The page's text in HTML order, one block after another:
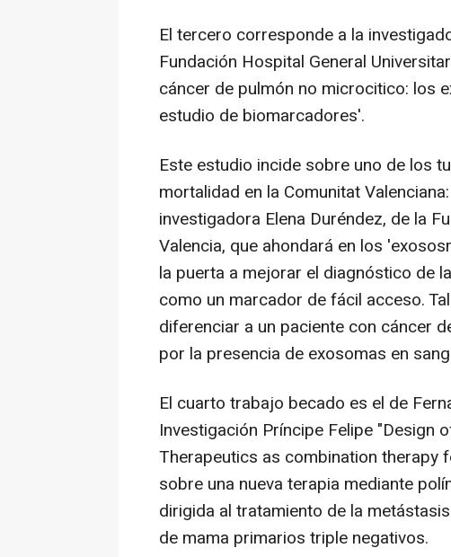
El tercero corresponde a la
Fundación Hospital General
cáncer de pulmón no microcitico: los
estudio de biomarcadores'.
Este estudio incide sobre uno de los
mortalidad en la Comunitat
investigadora Elena Duréndez, de la
Valencia, que ahondará en los
la puerta a mejorar el diagnóstico de
como un marcador de fácil acceso.
diferenciar a un paciente con cáncer
por la presencia de exosomas en
El cuarto trabajo becado es el de
Investigación Príncipe Felipe "Design
Therapeutics as combination therapy
sobre una nueva terapia mediante
dirigida al tratamiento de la
de mama primarios triple negativos.